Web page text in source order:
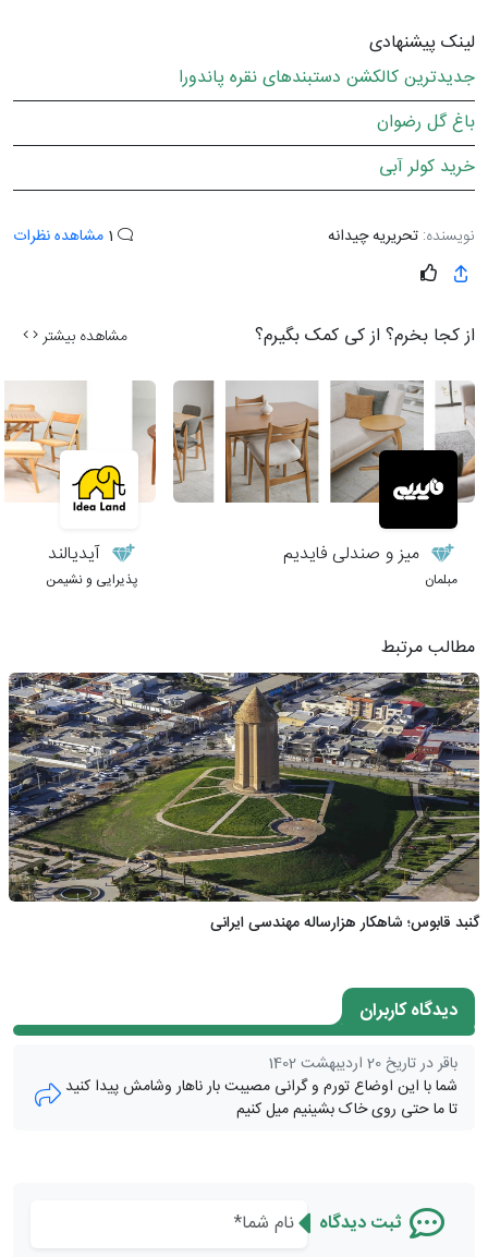
لینک پیشنهادی
جدیدترین کالکشن دستبندهای نقره پاندورا
باغ گل رضوان
خرید کولر آبی
نویسنده: تحریریه چیدانه مشاهده نظرات
از کجا بخرم؟ از کی کمک بگیرم؟ مشاهده بیشتر
میز و صندلی فایدیم
مبلمان
آیدیالند
پذیرایی و نشیمن
مطالب مرتبط
گنبد قابوس؛ شاهکار هزارساله مهندسی ایرانی
دیدگاه کاربران
باقر در تاریخ 20 اردیبهشت 1402
شما با این اوضاع تورم و گرانی مصیبت بار ناهار وشامش پیدا کنید
تا ما حتی روی خاک بشینیم میل کنیم
ثبت دیدگاه